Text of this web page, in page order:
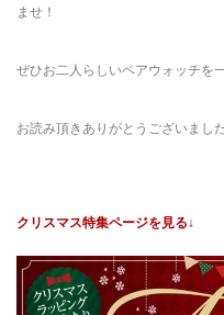
ませ！
ぜひお二人らしいペアウォッチを
お読み頂きありがとうございまし
クリスマス特集ページを見る↓